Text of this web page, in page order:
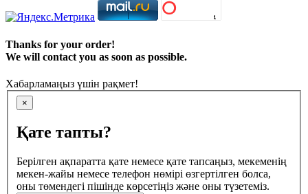
Thanks for your order!
We will contact you as soon as possible.
Хабарламаңыз үшін рақмет!
×
Қате тапты?
Берілген ақпаратта қате немесе қате тапсаңыз, мекеменің
мекен-жайы немесе телефон нөмірі өзгертілген болса,
оны төмендегі пішінде көрсетіңіз және оны түзетеміз.